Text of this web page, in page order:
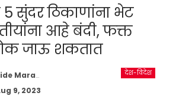
5 सुंदर ठिकाणांना भेट
आहे बंदी, फक्त
जाऊ शकतात
देश-विदेश
Marathi
9, 2023